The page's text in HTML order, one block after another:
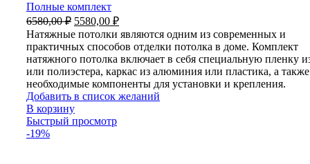
Полные комплект
6580,00₽ Первоначальная
цена
составляла
6580,00 ₽.
5580,00 ₽Текущая
цена:
5580,00 ₽.
Натяжные потолки являются одним из современных и
практичных способов отделки потолка в доме. Комплект
натяжного потолка включает в себя специальную пленку
или полиэстера, каркас из алюминия или пластика, а также
необходимые компоненты для установки и крепления.
Добавить в список желаний
В корзину
Быстрый просмотр
-19%